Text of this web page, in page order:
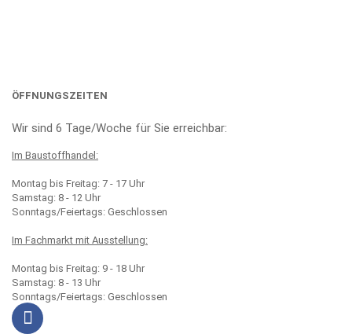
ÖFFNUNGSZEITEN
Wir sind 6 Tage/Woche für Sie erreichbar:
Im Baustoffhandel:
Montag bis Freitag: 7 - 17 Uhr
Samstag: 8 - 12 Uhr
Sonntags/Feiertags: Geschlossen
Im Fachmarkt mit Ausstellung:
Montag bis Freitag: 9 - 18 Uhr
Samstag: 8 - 13 Uhr
Sonntags/Feiertags: Geschlossen